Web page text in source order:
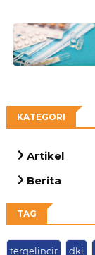
KATEGORI
Artikel
Berita
TAG
tergelincir dki